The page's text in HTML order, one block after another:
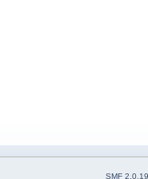
SMF 2.0.19